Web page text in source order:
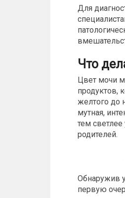
Для
Что
Цвет мочи
продуктов,
желтого до
мутная,
тем
родителей.
Обнаружив
первую